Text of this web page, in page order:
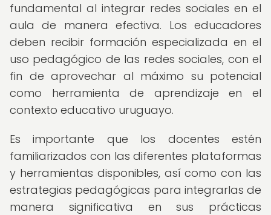
fundamental al integrar redes sociales en el
aula de manera efectiva. Los educadores
deben recibir formación especializada en el
uso pedagógico de las redes sociales, con el
fin de aprovechar al máximo su potencial
como herramienta de aprendizaje en el
contexto educativo uruguayo.
Es importante que los docentes estén
familiarizados con las diferentes plataformas
y herramientas disponibles, así como con las
estrategias pedagógicas para integrarlas de
manera significativa en sus prácticas